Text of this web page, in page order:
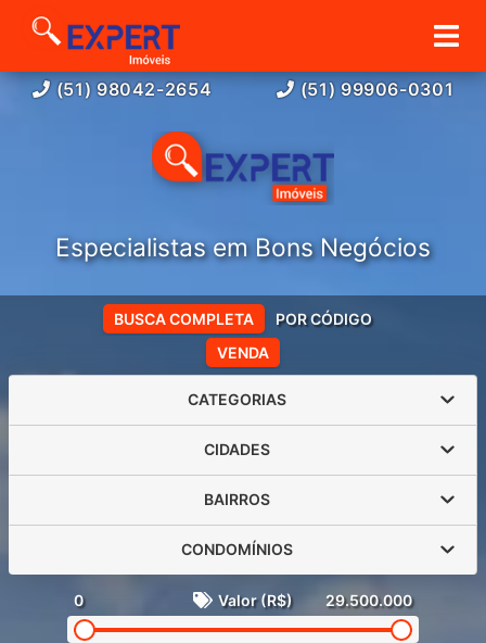
(51) 98042-2654 (51) 99906-0301
Especialistas em Bons Negócios
VENDA
BUSCA COMPLETA POR CÓDIGO
CATEGORIAS
CIDADES
BAIRROS
CONDOMÍNIOS
0 Valor (R$) 29.500.000